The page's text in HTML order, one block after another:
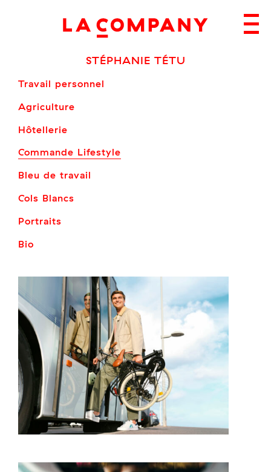
STÉPHANIE TÉTU
Travail personnel
Agriculture
Hôtellerie
Commande Lifestyle
Bleu de travail
Cols Blancs
Portraits
Bio